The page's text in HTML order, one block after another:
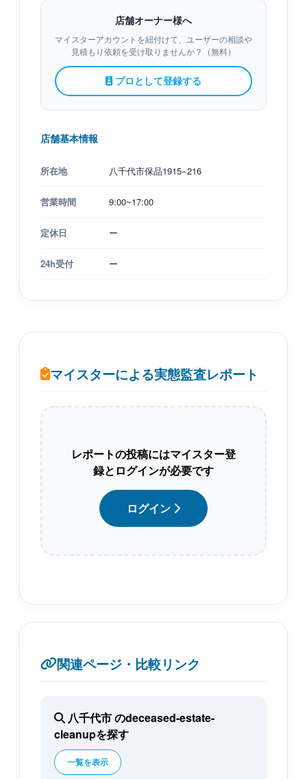
店舗オーナー様へ
マイスターアカウントを紐付けて、ユーザーの相談や
見積もり依頼を受け取りませんか？（無料）
プロとして登録する
店舗基本情報
所在地 八千代市保品1915−216
営業時間 9:00~17:00
定休日 ー
24h受付 ー
マイスターによる実態監査レポート
レポートの投稿にはマイスター登
録とログインが必要です
ログイン
関連ページ・比較リンク
八千代市 のdeceased-estate-
cleanupを探す
一覧を表示